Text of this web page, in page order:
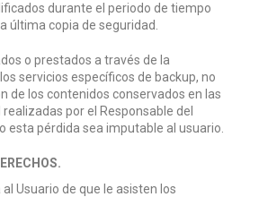
durante el periodo de tiempo
última copia de seguridad.
o prestados a través de la
servicios específicos de backup, no
de los contenidos conservados en las
por el Responsable del
esta pérdida sea imputable al usuario.
Usuario de que le asisten los